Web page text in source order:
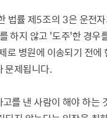
법률 제5조의 3은 운전
를 하지 않고 '도주'한 경우
로 병원에 이송되기 전에
문제됩니다.
를 낸 사람이 해야 하